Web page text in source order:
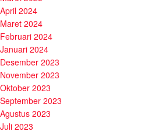
April 2024
Maret 2024
Februari 2024
Januari 2024
Desember 2023
November 2023
Oktober 2023
September 2023
Agustus 2023
Juli 2023